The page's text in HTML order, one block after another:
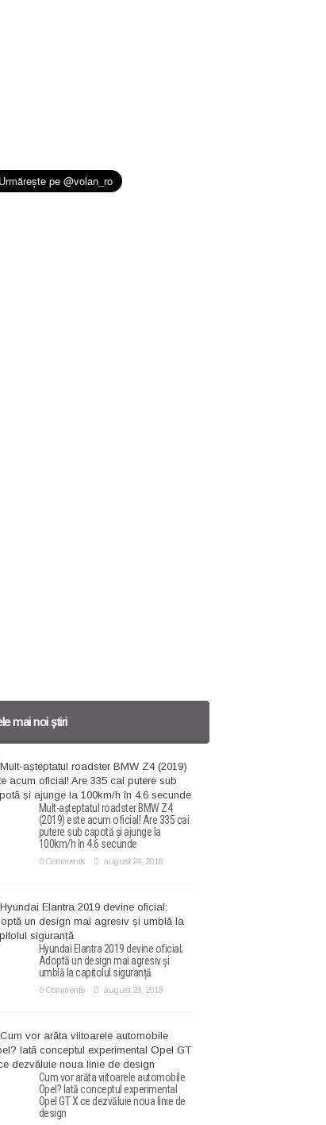
mai noi știri
Mult-așteptatul roadster BMW Z4
(2019) este acum oficial! Are 335 cai
putere sub capotă și ajunge la
100km/h în 4.6 secunde
0 Comments august 24, 2018
Hyundai Elantra 2019 devine oficial;
Adoptă un design mai agresiv și
umblă la capitolul siguranță
0 Comments august 23, 2018
Cum vor arăta viitoarele automobile
Opel? Iată conceptul experimental
Opel GT X ce dezvăluie noua linie de
design